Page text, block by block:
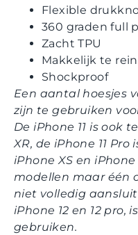
Flexible
360 graden full
Zacht TPU
Makkelijk te
Shockproof
Een aantal hoesjes
zijn te gebruiken
De iPhone 11 is ook
XR, de iPhone 11
iPhone XS en
modellen maar één
niet volledig
iPhone 12 en 12 pro,
gebruiken.